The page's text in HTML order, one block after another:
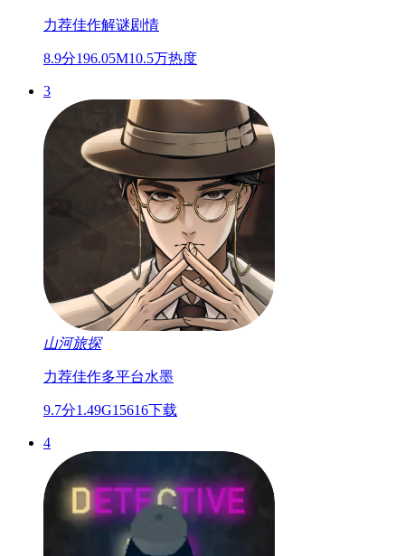
力荐佳作解谜剧情
8.9分196.05M10.5万热度
3
山河旅探
力荐佳作多平台水墨
9.7分1.49G15616下载
4